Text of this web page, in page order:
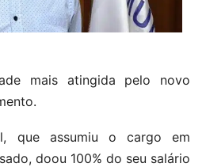
mais atingida pelo novo
que assumiu o cargo em
doou 100% do seu salário